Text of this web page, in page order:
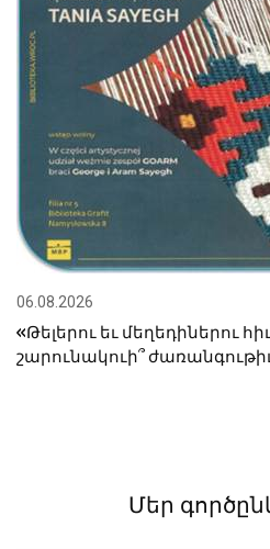
06.08.2026
«Թելերու եւ մեղեդիներու
շարունակուի՞
Մեր